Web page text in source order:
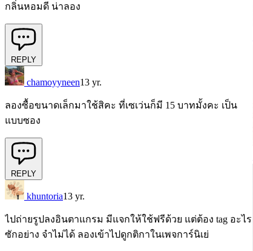
กลิ่นหอมดี น่าลอง
REPLY
chamoyyneen13 yr.
ลองซื้อขนาดเล็กมาใช้สิคะ ที่เซเว่นก็มี 15 บาทมั้งคะ เป็น
แบบซอง
REPLY
khuntoria13 yr.
ไปถ่ายรูปลงอินตาแกรม มีแจกให้ใช้ฟรีด้วย แต่ต้อง tag อะไร
ซักอย่าง จำไม่ได้ ลองเข้าไปดูกติกาในเพจการ์นิเย่